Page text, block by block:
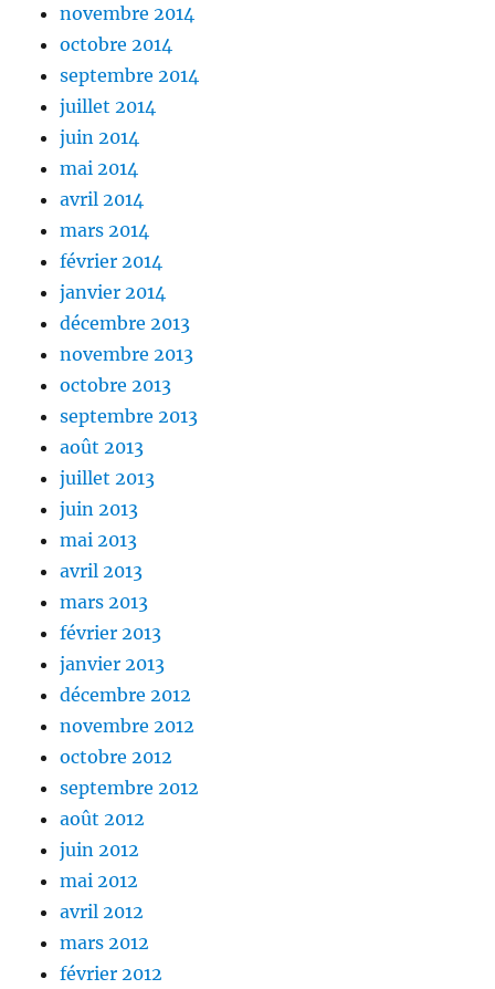
novembre 2014
octobre 2014
septembre 2014
juillet 2014
juin 2014
mai 2014
avril 2014
mars 2014
février 2014
janvier 2014
décembre 2013
novembre 2013
octobre 2013
septembre 2013
août 2013
juillet 2013
juin 2013
mai 2013
avril 2013
mars 2013
février 2013
janvier 2013
décembre 2012
novembre 2012
octobre 2012
septembre 2012
août 2012
juin 2012
mai 2012
avril 2012
mars 2012
février 2012